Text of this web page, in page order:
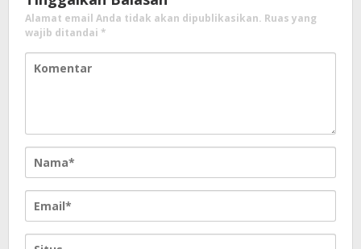
Alamat email Anda tidak akan dipublikasikan. Ruas yang
wajib ditandai *